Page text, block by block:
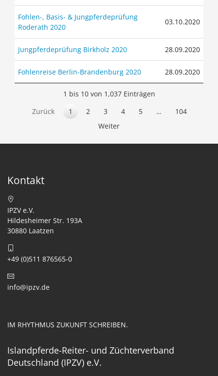
Fohlen-, Basis- & Jungpferdeprüfung
Roderath 2020
03.10.2020
Jungpferdeprüfung Birkholz 2020 28.09.2020
Fohlenreise Berlin-Brandenburg 2020 28.09.2020
1 bis 10 von 1,037 Einträgen
Zurück
1 2 3 4 5 …
104
Weiter
Kontakt
IPZV e.V.
Hildesheimer Str. 193A
30880 Laatzen
+49 (0)511 876565-0
info@ipzv.de
IM RHYTHMUS ZUKUNFT SCHREIBEN.
Islandpferde-Reiter- und Züchterverband
Deutschland (IPZV) e.V.